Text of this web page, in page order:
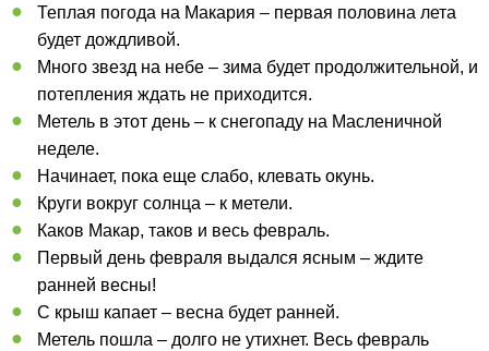
Теплая погода на Макария – первая половина лета
будет дождливой.
Много звезд на небе – зима будет продолжительной, и
потепления ждать не приходится.
Метель в этот день – к снегопаду на Масленичной
неделе.
Начинает, пока еще слабо, клевать окунь.
Круги вокруг солнца – к метели.
Каков Макар, таков и весь февраль.
Первый день февраля выдался ясным – ждите
ранней весны!
С крыш капает – весна будет ранней.
Метель пошла – долго не утихнет. Весь февраль